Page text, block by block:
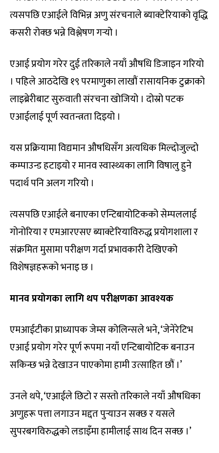
त्यसपछि एआईले विभिन्न अणु संरचनाले ब्याक्टेरियाको वृद्धि
कसरी रोक्छ भन्ने विश्लेषण गर्‍यो ।
एआई प्रयोग गरेर दुई तरिकाले नयाँ औषधि डिजाइन गरियो
। पहिले आठदेखि १९ परमाणुका लाखौं रासायनिक टुक्राको
लाइब्रेरीबाट सुरुवाती संरचना खोजियो । दोस्रो पटक
एआईलाई पूर्ण स्वतन्त्रता दिइयो ।
यस प्रक्रियामा विद्यमान औषधिसँग अत्यधिक मिल्दोजुल्दो
कम्पाउन्ड हटाइयो र मानव स्वास्थ्यका लागि विषालु हुने
पदार्थ पनि अलग गरियो ।
त्यसपछि एआईले बनाएका एन्टिबायोटिकको सेम्पललाई
गोनोरिया र एमआरएसए ब्याक्टेरियाविरुद्ध प्रयोगशाला र
संक्रमित मुसामा परीक्षण गर्दा प्रभावकारी देखिएको
विशेषज्ञहरूको भनाइ छ ।
मानव प्रयोगका लागि थप परीक्षणका आवश्यक
एमआईटीका प्राध्यापक जेम्स कोलिन्सले भने, ‘जेनेरेटिभ
एआई प्रयोग गरेर पूर्ण रूपमा नयाँ एन्टिबायोटिक बनाउन
सकिन्छ भन्ने देखाउन पाएकोमा हामी उत्साहित छौं ।’
उनले थपे, ‘एआईले छिटो र सस्तो तरिकाले नयाँ औषधिका
अणुहरू पत्ता लगाउन मद्दत पुर्‍याउन सक्छ र यसले
सुपरबगविरुद्धको लडाइँमा हामीलाई साथ दिन सक्छ ।’